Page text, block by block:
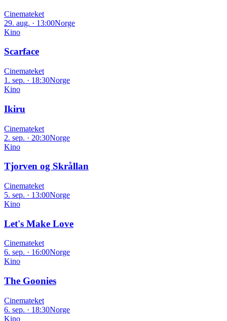
Cinemateket
29. aug. · 13:00Norge
Kino
Scarface
Cinemateket
1. sep. · 18:30Norge
Kino
Ikiru
Cinemateket
2. sep. · 20:30Norge
Kino
Tjorven og Skrållan
Cinemateket
5. sep. · 13:00Norge
Kino
Let's Make Love
Cinemateket
6. sep. · 16:00Norge
Kino
The Goonies
Cinemateket
6. sep. · 18:30Norge
Kino